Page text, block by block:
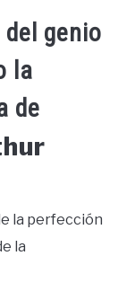
genio
la
de
la perfección
la